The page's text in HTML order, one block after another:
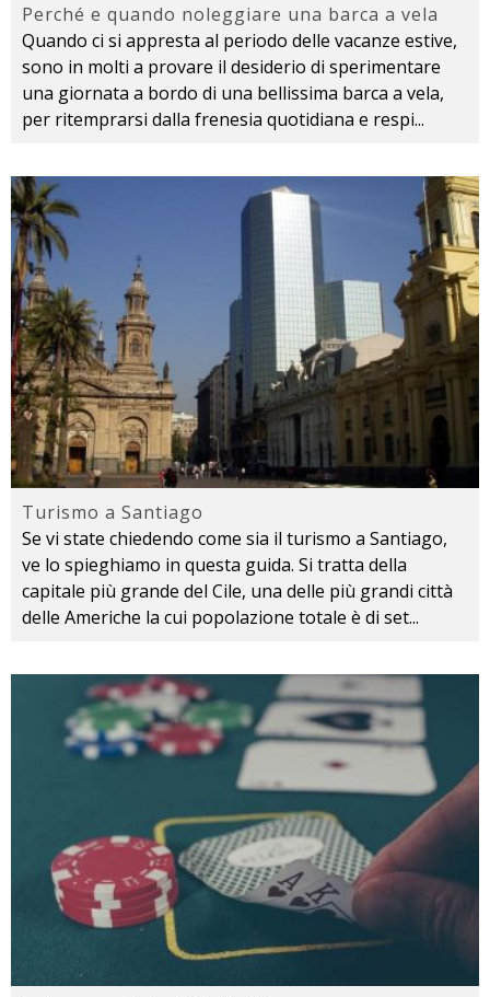
Perché e quando noleggiare una barca a vela
Quando ci si appresta al periodo delle vacanze estive,
sono in molti a provare il desiderio di sperimentare
una giornata a bordo di una bellissima barca a vela,
per ritemprarsi dalla frenesia quotidiana e respi...
Turismo a Santiago
Se vi state chiedendo come sia il turismo a Santiago,
ve lo spieghiamo in questa guida. Si tratta della
capitale più grande del Cile, una delle più grandi città
delle Americhe la cui popolazione totale è di set...